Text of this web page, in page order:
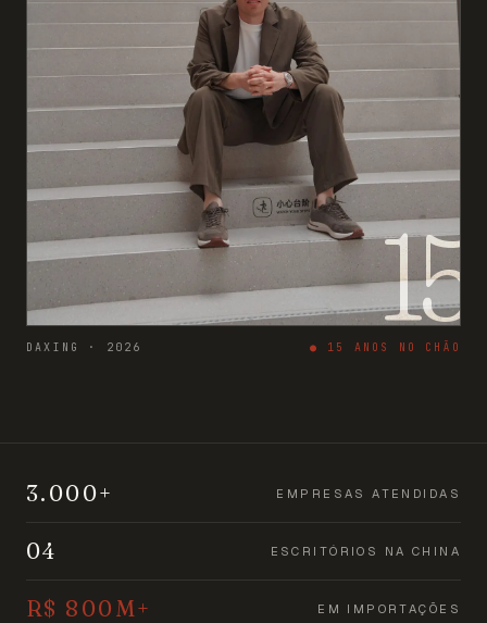
15
DAXING · 2026 ● 15 ANOS NO CHÃO
3.000+ EMPRESAS ATENDIDAS
04 ESCRITÓRIOS NA CHINA
R$ 800M+ EM IMPORTAÇÕES